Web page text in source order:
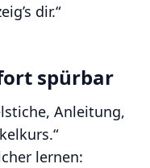
dir.“
spürbar
Anleitung,
lernen: